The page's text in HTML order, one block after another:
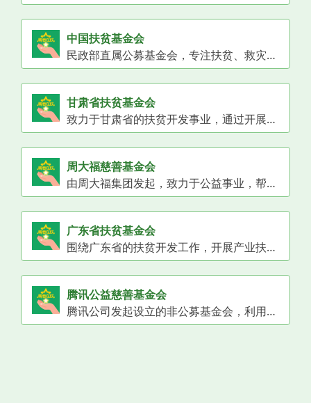
中国扶贫基金会
民政部直属公募基金会，专注扶贫、救灾、教育等领域。
甘肃省扶贫基金会
致力于甘肃省的扶贫开发事业，通过开展产业扶贫、教育扶贫、健康扶贫、生态扶贫等项目，改善贫困地区的发展环境，帮助贫困群众脱贫致富。
周大福慈善基金会
由周大福集团发起，致力于公益事业，帮助困难群体。
广东省扶贫基金会
围绕广东省的扶贫开发工作，开展产业扶贫、就业扶贫、教育扶贫、健康扶贫等项目，助力贫困地区和贫困人口脱贫增收，推动乡村振兴。
腾讯公益慈善基金会
腾讯公司发起设立的非公募基金会，利用互联网优势开展扶贫、救灾、教育等公益项目。